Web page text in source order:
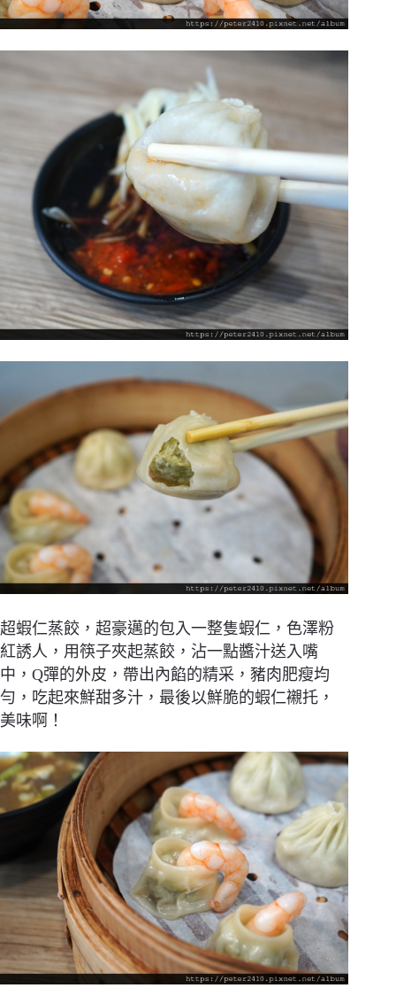
超蝦仁蒸餃，超豪邁的包入一整隻蝦仁，色澤粉
紅誘人，用筷子夾起蒸餃，沾一點醬汁送入嘴
中，Q彈的外皮，帶出內餡的精采，豬肉肥瘦均
勻，吃起來鮮甜多汁，最後以鮮脆的蝦仁襯托，
美味啊！